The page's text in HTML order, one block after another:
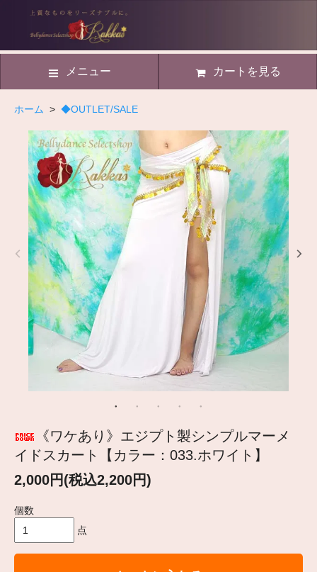
メニュー カートを見る
ホーム > ◆OUTLET/SALE
《ワケあり》エジプト製シンプルマーメ
イドスカート【カラー：033.ホワイト】
2,000円(税込2,200円)
個数
点